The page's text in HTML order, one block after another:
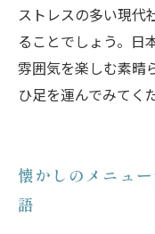
ストレスの多い現代
ることでしょう。日
雰囲気を楽しむ素晴
ひ足を運んでみてく
懐かしのメニュ
語